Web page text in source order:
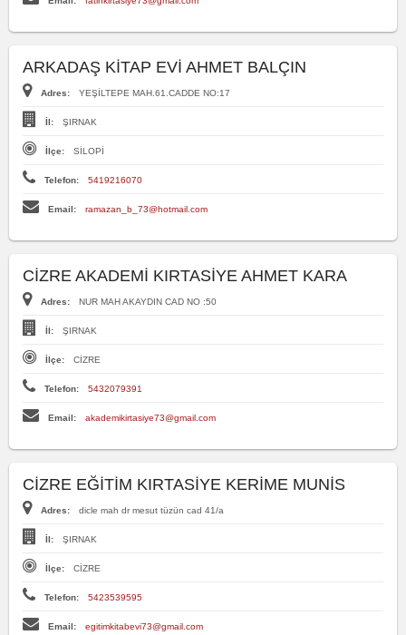
ARKADAŞ KİTAP EVİ AHMET BALÇIN
Adres: YEŞİLTEPE MAH.61.CADDE NO:17
İl: ŞIRNAK
İlçe: SİLOPİ
Telefon: 5419216070
Email: ramazan_b_73@hotmail.com
CİZRE AKADEMİ KIRTASİYE AHMET KARA
Adres: NUR MAH AKAYDIN CAD NO :50
İl: ŞIRNAK
İlçe: CİZRE
Telefon: 5432079391
Email: akademikirtasiye73@gmail.com
CİZRE EĞİTİM KIRTASİYE KERİME MUNİS
Adres: dicle mah dr mesut tüzün cad 41/a
İl: ŞIRNAK
İlçe: CİZRE
Telefon: 5423539595
Email: egitimkitabevi73@gmail.com